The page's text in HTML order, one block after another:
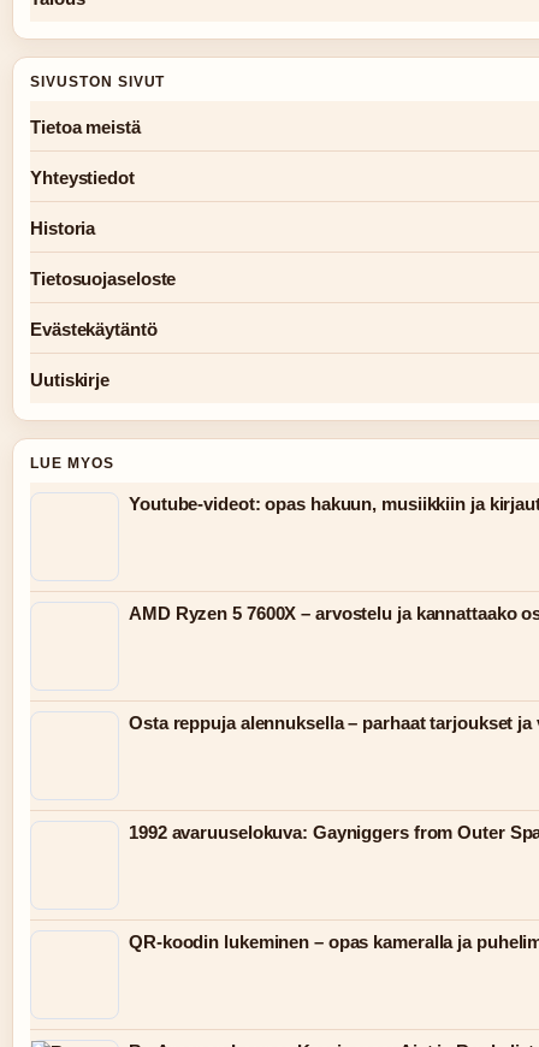
SIVUSTON SIVUT
Tietoa meistä
Yhteystiedot
Historia
Tietosuojaseloste
Evästekäytäntö
Uutiskirje
LUE MYOS
Youtube-videot: opas hakuun, musiikkiin ja
AMD Ryzen 5 7600X – arvostelu ja kannattaako
Osta reppuja alennuksella – parhaat tarjoukset ja
1992 avaruuselokuva: Gayniggers from Outer
QR-koodin lukeminen – opas kameralla ja